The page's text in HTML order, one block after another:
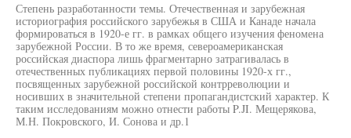
Степень разработанности темы. Отечественная и зарубежная
историография российского зарубежья в США и Канаде начала
формироваться в 1920-е гг. в рамках общего изучения феномена
зарубежной России. В то же время, североамериканская
российская диаспора лишь фрагментарно затрагивалась в
отечественных публикациях первой половины 1920-х гг.,
посвященных зарубежной российской контрреволюции и
носивших в значительной степени пропагандистский характер. К
таким исследованиям можно отнести работы P.JI. Мещерякова,
М.Н. Покровского, И. Сонова и др.1